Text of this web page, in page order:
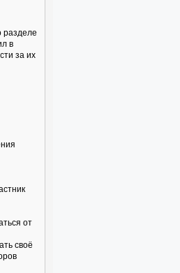
разделе
в
за их
от
своё